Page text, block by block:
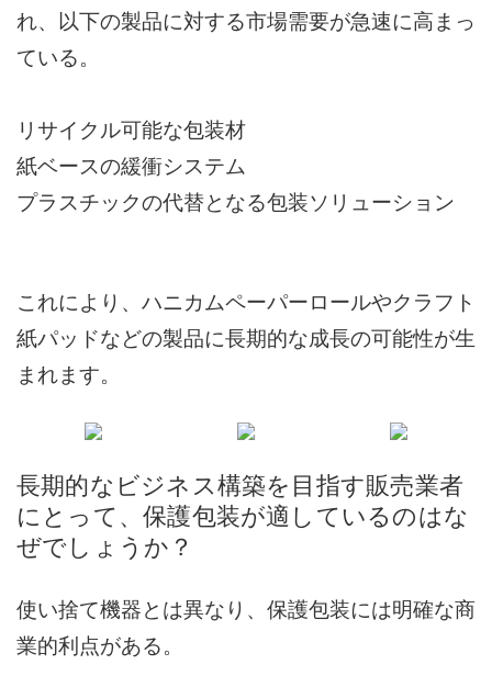
れ、以下の製品に対する市場需要が急速に高まっ
ている。
リサイクル可能な包装材
紙ベースの緩衝システム
プラスチックの代替となる包装ソリューション
これにより、ハニカムペーパーロールやクラフト
紙パッドなどの製品に長期的な成長の可能性が生
まれます。
長期的なビジネス構築を目指す販売業者
にとって、保護包装が適しているのはな
ぜでしょうか？
使い捨て機器とは異なり、保護包装には明確な商
業的利点がある。